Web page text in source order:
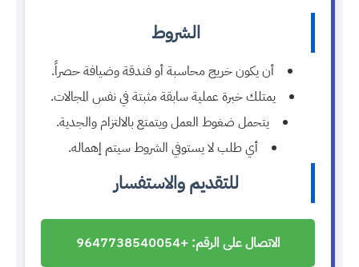
الشروط
أن يكون خريج محاسبة أو فندقة وضيافة حصراً.
يمتلك خبرة عملية سابقة مثبتة في نفس المجالات.
يتحمل ضغوط العمل ويتمتع بالالتزام والجدية.
أي طلب لا يستوفي الشروط سيتم إهماله.
للتقديم والاستفسار
الاتصال على الرقم: +9647738540054